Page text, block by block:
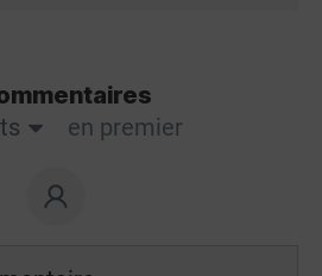
en premier